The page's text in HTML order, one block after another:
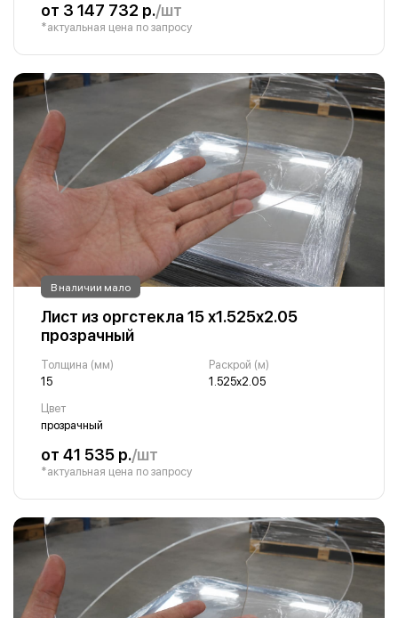
от 3 147 732 р./шт
*актуальная цена по запросу
В наличии мало
Лист из оргстекла 15 х1.525х2.05
прозрачный
Толщина (мм)
15
Раскрой (м)
1.525х2.05
Цвет
прозрачный
от 41 535 р./шт
*актуальная цена по запросу